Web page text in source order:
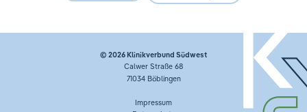
© 2026Klinikverbund Südwest
Calwer Straße 68
71034 Böblingen
Impressum